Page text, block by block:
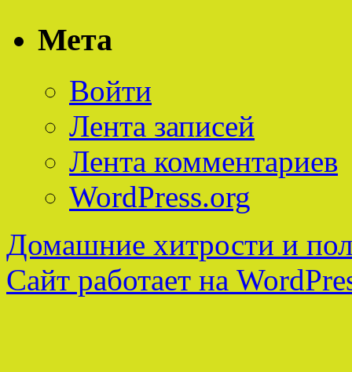
Мета
Войти
Лента записей
Лента комментариев
WordPress.org
Домашние хитрости и
Сайт работает на